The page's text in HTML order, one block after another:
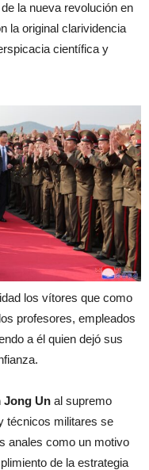
la nueva revolución en
la original clarividencia
científica y
los vítores que como
profesores, empleados
a él quien dejó sus
Jong Un al supremo
técnicos militares se
anales como un motivo
de la estrategia